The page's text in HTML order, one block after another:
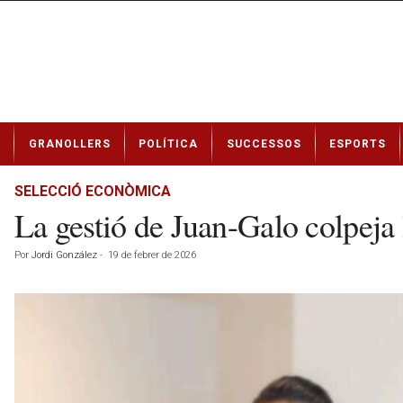
t
GRANOLLERS POLÍTICA SUCCESSOS ESPORTS
SELECCIÓ ECONÒMICA
La gestió de Juan-Galo
Por Jordi González - 19 de febrer de 2026